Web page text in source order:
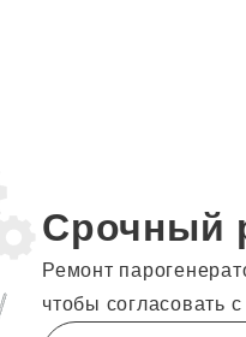
Срочный
Ремонт
чтобы согласовать